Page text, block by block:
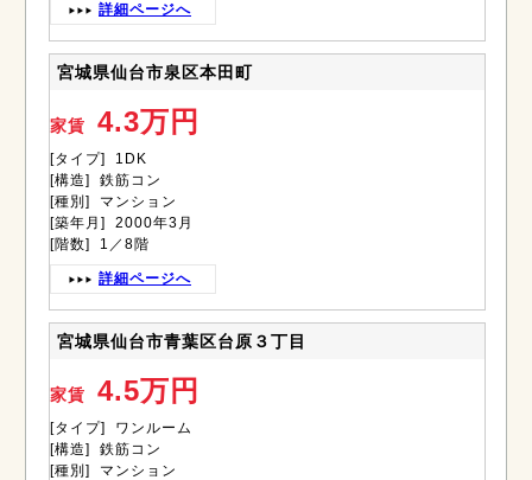
詳細ページへ
宮城県仙台市泉区本田町
家賃 4.3万円
[タイプ] 1DK
[構造] 鉄筋コン
[種別] マンション
[築年月] 2000年3月
[階数] 1／8階
詳細ページへ
宮城県仙台市青葉区台原３丁目
家賃 4.5万円
[タイプ] ワンルーム
[構造] 鉄筋コン
[種別] マンション